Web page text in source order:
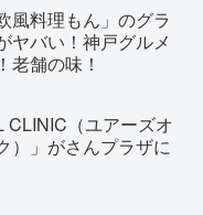
風料理もん」のグラ
ヤバい！神戸グルメ
老舗の味！
CLINIC（ユアーズオ
）」がさんプラザに